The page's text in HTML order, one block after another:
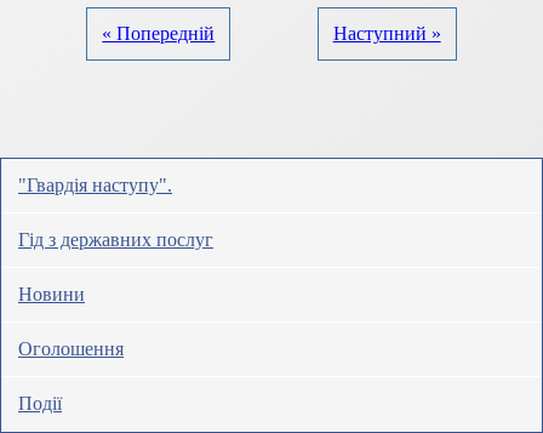
« Попередній Наступний »
"Гвардія наступу".
Гід з державних послуг
Новини
Оголошення
Події